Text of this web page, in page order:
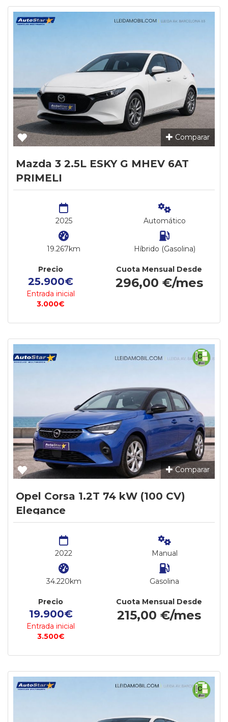
Comparar
Mazda 3 2.5L ESKY G MHEV 6AT
PRIMELI
2025
19.267km
Automático
Híbrido (Gasolina)
Precio
25.900€
Entrada inicial
3.000€
Cuota Mensual Desde
296,00 €/mes
Comparar
Opel Corsa 1.2T 74 kW (100 CV)
Elegance
2022
34.220km
Manual
Gasolina
Precio
19.900€
Entrada inicial
3.500€
Cuota Mensual Desde
215,00 €/mes